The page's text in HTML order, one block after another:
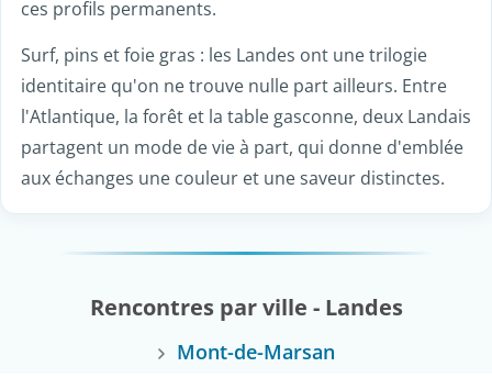
ces profils permanents.
Surf, pins et foie gras : les Landes ont une trilogie
identitaire qu'on ne trouve nulle part ailleurs. Entre
l'Atlantique, la forêt et la table gasconne, deux Landais
partagent un mode de vie à part, qui donne d'emblée
aux échanges une couleur et une saveur distinctes.
Rencontres par ville - Landes
Mont-de-Marsan